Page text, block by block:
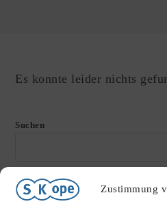
Zustimmung
Es konnte leider nichts
Suchen
NEUESTE BEITRÄGE